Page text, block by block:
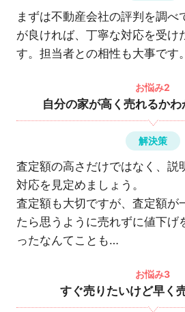
まずは不動産会社の評判を調べ
が良ければ、丁寧な対応を受け
す。担当者との相性も大事です。
お悩み2
自分の家が高く売れるか
解決策
査定額の高さだけではなく、説
対応を見定めましょう。
査定額も大切ですが、査定額が
たら思うように売れずに値下げ
ったなんてことも…
お悩み3
すぐ売りたいけど早く